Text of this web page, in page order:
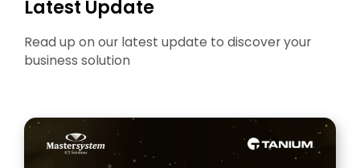
Latest Update
Read up on our latest update to discover your
business solution